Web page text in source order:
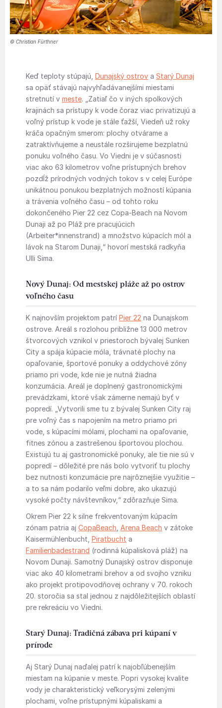
© Christian Fürthner
Keď teploty stúpajú, Dunajský ostrov a Starý Dunaj
sa opäť stávajú najvyhľadávanejšími miestami
stretnutí v meste. „Zatiaľ čo v iných spolkových
krajinách sa prístupy k vode čoraz viac privatizujú a
voľný prístup k vode je stále ťažší, Viedeň už roky
kráča opačným smerom: plochy otvárame a
zatraktívňujeme a neustále rozširujeme bezplatnú
ponuku voľného času. Vo Viedni je v súčasnosti
viac ako 63 kilometrov voľne prístupných brehov
pozdĺž prírodných vodných tokov s v celej Európe
unikátnou ponukou bezplatných možností kúpania
a trávenia voľného času – od tohto roku
dokončeného Pier 22 cez Copa-Beach na Novom
Dunaji až po Pláž pre pracujúcich
(Arbeiter*innenstrand) a množstvo kúpacích mól a
lávok na Starom Dunaji,“ hovorí mestská radkyňa
Ulli Sima.
Nový Dunaj: Od mestskej pláže až po ostrov
voľného času
K najnovším projektom patrí Pier 22 na Dunajskom
ostrove. Areál s rozlohou približne 13 000 metrov
štvorcových vznikol v priestoroch bývalej Sunken
City a spája kúpacie móla, trávnaté plochy na
opaľovanie, športové ponuky a oddychové zóny
priamo pri vode, kde nie je nutná žiadna
konzumácia. Areál je doplnený gastronomickými
prevádzkami, ktoré však zámerne nemajú byť v
popredí. „Vytvorili sme tu z bývalej Sunken City raj
pre voľný čas s napojením na metro priamo pri
vode, s kúpacími mólami, plochami na opaľovanie,
fitnes zónou a zastrešenou športovou plochou.
Existujú tu aj gastronomické ponuky, ale tie nie sú v
popredí – dôležité pre nás bolo vytvoriť tu plochy
bez nutnosti konzumácie pre najrôznejšie využitie –
a to sa nám podarilo veľmi dobre, ako ukazujú
vysoké počty návštevníkov,“ zdôrazňuje Sima.
Okrem Pier 22 k silne frekventovaným kúpacím
zónam patria aj CopaBeach Arena Beach v zátoke
Kaisermühlenbucht, Piratbucht a
Familienbadestrand (rodinná kúpalisková pláž) na
Novom Dunaji. Samotný Dunajský ostrov disponuje
viac ako 40 kilometrami brehov a od svojho vzniku
ako projekt protipovodňovej ochrany v 70. rokoch
20. storočia sa stal jednou z najdôležitejších oblastí
pre rekreáciu vo Viedni.
Starý Dunaj: Tradičná zábava pri kúpaní v
prírode
Aj Starý Dunaj naďalej patrí k najobľúbenejším
miestam na kúpanie v meste. Popri vysokej kvalite
vody je charakteristický veľkorysými zelenými
plochami, voľne prístupnými kúpaliskami a